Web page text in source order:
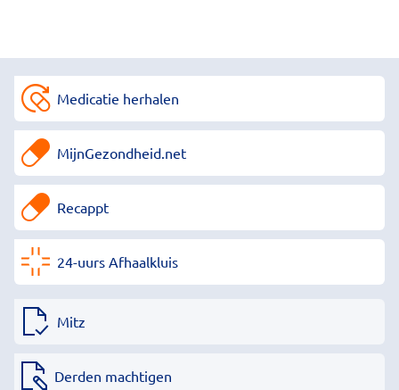
Medicatie herhalen
MijnGezondheid.net
Recappt
24-uurs Afhaalkluis
Mitz
Derden machtigen